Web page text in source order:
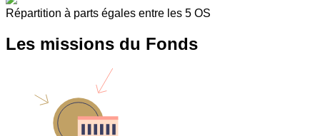
Répartition à parts égales entre les 5 OS
Les missions du Fonds